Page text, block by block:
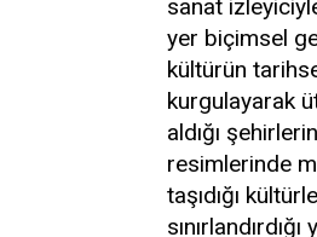
sanat
yer biçimsel
kültürün
kurgulayarak
aldığı
resimlerinde
taşıdığı